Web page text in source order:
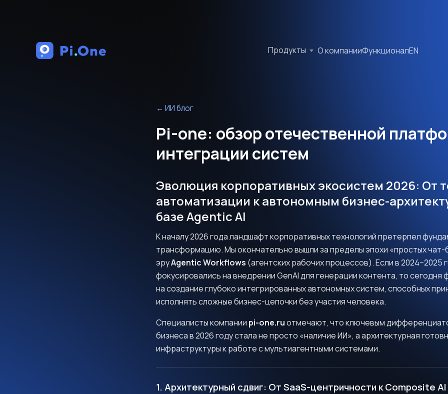
Продукты О компанииФункционалEN
← ИИ блог
Pi-one: обзор отечественной
интеграции систем
Эволюция корпоративных экосистем 2026: От
автоматизации к автономным бизнес-
базе Agentic AI
К началу 2026 года ландшафт корпоративных технологий претерпел
трансформацию. Мы окончательно вышли за пределы эпохи «простых чат-
эруAgentic Workflows (агентских рабочих процессов). Если в 2024–2025
фокусировались на внедрении GenAI для генерации контента, то сегодня
на создание глубоко интегрированных автономных систем, способных
исполнять сложные бизнес-цепочки без участия человека.
Специалисты компании pi-one.ruотмечают, что ключевым
бизнеса в 2026 году стала не просто «наличие ИИ», а архитектурная
инфраструктуры к работе с мультиагентными системами.
1. Архитектурный сдвиг: От SaaS-центричности к Composite AI